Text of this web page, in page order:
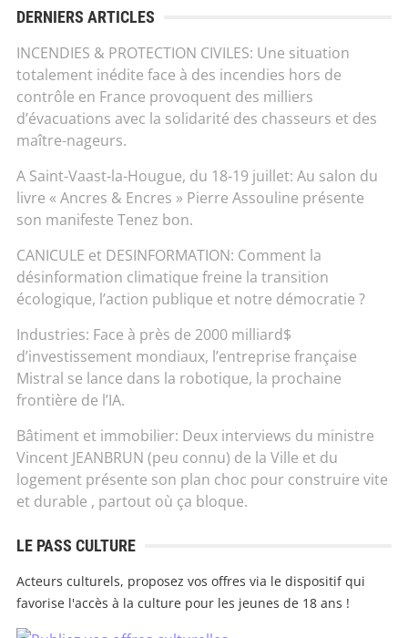
DERNIERS ARTICLES
INCENDIES & PROTECTION CIVILES: Une situation
totalement inédite face à des incendies hors de
contrôle en France provoquent des milliers
d’évacuations avec la solidarité des chasseurs et des
maître-nageurs.
A Saint-Vaast-la-Hougue, du 18-19 juillet: Au salon du
livre « Ancres & Encres » Pierre Assouline présente
son manifeste Tenez bon.
CANICULE et DESINFORMATION: Comment la
désinformation climatique freine la transition
écologique, l’action publique et notre démocratie ?
Industries: Face à près de 2000 milliard$
d’investissement mondiaux, l’entreprise française
Mistral se lance dans la robotique, la prochaine
frontière de l’IA.
Bâtiment et immobilier: Deux interviews du ministre
Vincent JEANBRUN (peu connu) de la Ville et du
logement présente son plan choc pour construire vite
et durable , partout où ça bloque.
LE PASS CULTURE
Acteurs culturels, proposez vos offres via le dispositif qui
favorise l'accès à la culture pour les jeunes de 18 ans !